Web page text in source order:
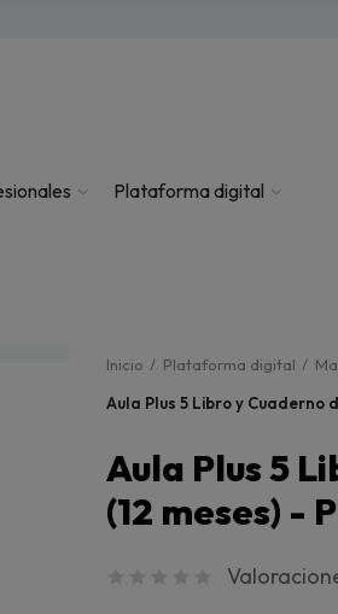
Plataforma digital
Inicio Plataforma digital
Aula Plus 5 Libro y Cuaderno
Aula Plus 5
(12 meses) -